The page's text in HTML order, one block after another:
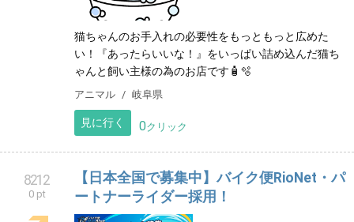
猫ちゃんのお手入れの必要性をもっともっと広めた
い！『あったらいいな！』をいっぱい詰め込んだ猫ち
ゃんと飼い主様の為のお店です🧴🫧
アニマル 岐阜県
見に行く 0クリック
8212
0 pt
【日本全国で募集中】バイク便RioNet・パ
ートナーライダー採用！